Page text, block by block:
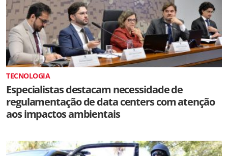
TECNOLOGIA
Especialistas destacam necessidade de
regulamentação de data centers com atenção
aos impactos ambientais